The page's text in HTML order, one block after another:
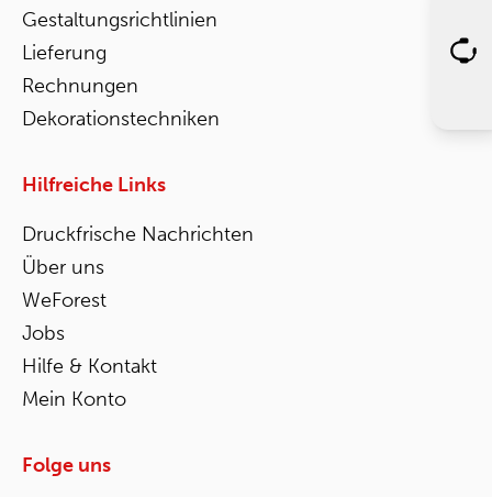
Gestaltungsrichtlinien
Lieferung
Rechnungen
Dekorationstechniken
Hilfreiche Links
Druckfrische Nachrichten
Über uns
WeForest
Jobs
Hilfe & Kontakt
Mein Konto
Folge uns